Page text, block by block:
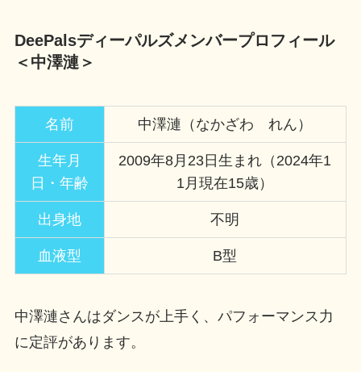
DeePalsディーパルズメンバープロフィール
＜中澤漣＞
名前 中澤漣（なかざわ れん）
生年月
日・年齢
2009年8月23日生まれ（2024年1
1月現在15歳）
出身地 不明
血液型 B型
中澤漣さんはダンスが上手く、パフォーマンス力
に定評があります。